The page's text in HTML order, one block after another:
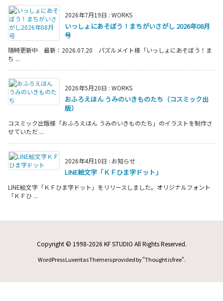
2026年7月19日 : WORKS
いっしょにあそぼう！まちがいさがし 2026年08月
号
随時更新中 最新：2026.07.20 パズルメイト様「いっしょにあそぼう！ま
ち ...
2026年5月20日 : WORKS
おふろえほん うみのいきものたち（コスミック出
版）
コスミック出版様「おふろえほん うみのいきものたち」のイラストを制作さ
せていただ ...
2026年4月10日 : お知らせ
LINE絵文字「ＫＦひま字ドット」
LINE絵文字「ＫＦひま字ドット」をリリースしました。オリジナルフォント
「ＫＦひ ...
Copyright © 1998-2026 KF STUDIO All Rights Reserved.
WordPress Luxeritas Theme is provided by "Thought is free".